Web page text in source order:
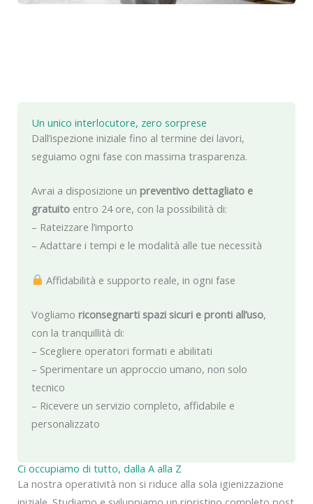
Ci occupiamo di tutto, dalla A alla Z
La nostra operatività non si riduce alla sola igienizzazione
Un unico interlocutore, zero sorprese
Dall’ispezione iniziale fino al termine dei lavori,
seguiamo ogni fase con massima trasparenza.
Avrai a disposizione un preventivo dettagliato e
gratuito entro 24 ore, con la possibilità di:
– Rateizzare l’importo
– Adattare i tempi e le modalità alle tue necessità
Affidabilità e supporto reale, in ogni fase
Vogliamo riconsegnarti spazi sicuri e pronti all’uso,
con la tranquillità di:
– Scegliere operatori formati e abilitati
– Sperimentare un approccio umano, non solo
tecnico
– Ricevere un servizio completo, affidabile e
personalizzato